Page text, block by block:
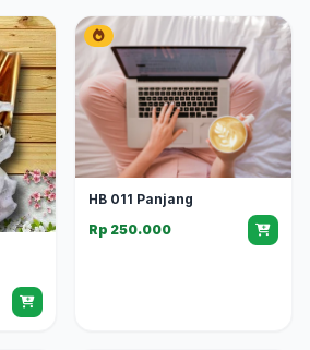
HB 011 Panjang
Rp 250.000